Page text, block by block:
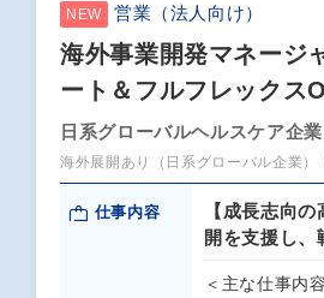
NEW 営業（法人向け）
海外事業開発マネージ
ート＆フルフレックス
日系グローバルヘルスケア企業
海外展開あり（日系グローバル企業）
仕事内容
【成長志向
開を支援し、
＜主な仕事内